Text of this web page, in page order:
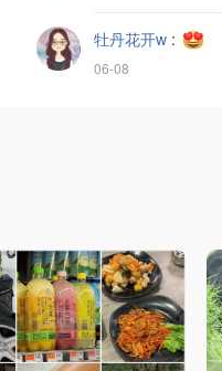
牡丹花开w :
06-08